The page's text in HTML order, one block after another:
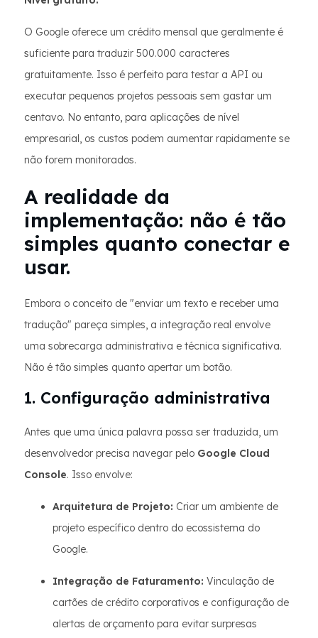
O Google oferece um crédito mensal que geralmente é
suficiente para traduzir 500.000 caracteres
gratuitamente. Isso é perfeito para testar a API ou
executar pequenos projetos pessoais sem gastar um
centavo. No entanto, para aplicações de nível
empresarial, os custos podem aumentar rapidamente se
não forem monitorados.
A realidade da
implementação: não é tão
simples quanto conectar e
usar.
Embora o conceito de "enviar um texto e receber uma
tradução" pareça simples, a integração real envolve
uma sobrecarga administrativa e técnica significativa.
Não é tão simples quanto apertar um botão.
1. Configuração administrativa
Antes que uma única palavra possa ser traduzida, um
desenvolvedor precisa navegar pelo Google Cloud
Console. Isso envolve:
Arquitetura de Projeto: Criar um ambiente de
projeto específico dentro do ecossistema do
Google.
Integração de Faturamento: Vinculação de
cartões de crédito corporativos e configuração de
alertas de orçamento para evitar surpresas